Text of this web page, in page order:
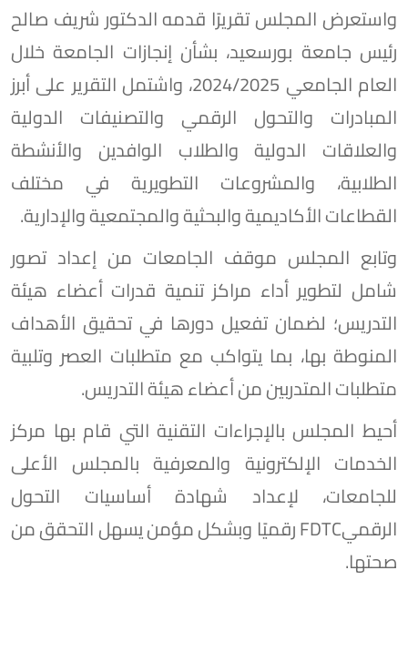
واستعرض المجلس تقريرًا قدمه الدكتور شريف صالح
رئيس جامعة بورسعيد، بشأن إنجازات الجامعة خلال
العام الجامعي 2024/2025، واشتمل التقرير على أبرز
المبادرات والتحول الرقمي والتصنيفات الدولية
والعلاقات الدولية والطلاب الوافدين والأنشطة
الطلابية، والمشروعات التطويرية في مختلف
القطاعات الأكاديمية والبحثية والمجتمعية والإدارية.
وتابع المجلس موقف الجامعات من إعداد تصور
شامل لتطوير أداء مراكز تنمية قدرات أعضاء هيئة
التدريس؛ لضمان تفعيل دورها في تحقيق الأهداف
المنوطة بها، بما يتواكب مع متطلبات العصر وتلبية
متطلبات المتدربين من أعضاء هيئة التدريس.
أحيط المجلس بالإجراءات التقنية التي قام بها مركز
الخدمات الإلكترونية والمعرفية بالمجلس الأعلى
للجامعات، لإعداد شهادة أساسيات التحول
الرقميFDTC رقميًا وبشكل مؤمن يسهل التحقق من
صحتها.